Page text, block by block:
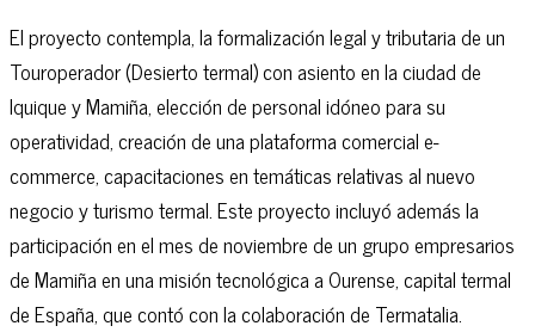
El proyecto contempla, la formalización legal y tributaria de un
Touroperador (Desierto termal) con asiento en la ciudad de
Iquique y Mamiña, elección de personal idóneo para su
operatividad, creación de una plataforma comercial e-
commerce, capacitaciones en temáticas relativas al nuevo
negocio y turismo termal. Este proyecto incluyó además la
participación en el mes de noviembre de un grupo empresarios
de Mamiña en una misión tecnológica a Ourense, capital termal
de España, que contó con la colaboración de Termatalia.